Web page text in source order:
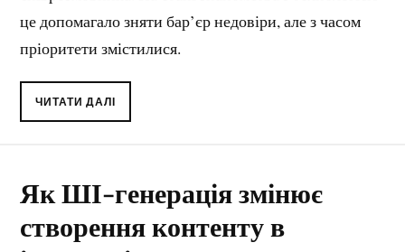
це допомагало зняти бар’єр недовіри, але з часом
пріоритети змістилися.
ЧИТАТИ ДАЛІ
Як ШІ-генерація змінює
створення контенту в